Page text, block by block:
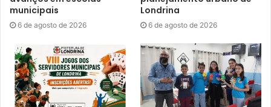
que a empresa originalmente contratada para a execução
dos trabalhos em 2023 declarou abandono. A fiscalização
foi realizada pela Secretaria Municipal de Obras e
Pavimentação.
municipais
6 de agosto de 2026
Londrina
6 de agosto de 2026